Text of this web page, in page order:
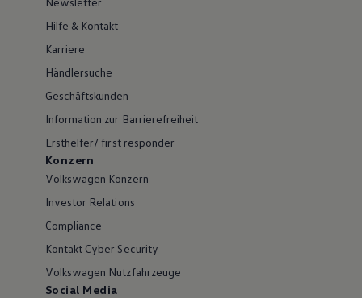
Hilfe & Kontakt
Karriere
Händlersuche
Geschäftskunden
Information zur Barrierefreiheit
Ersthelfer/ first responder
Konzern
Volkswagen Konzern
Investor Relations
Compliance
Kontakt Cyber Security
Volkswagen Nutzfahrzeuge
Social Media